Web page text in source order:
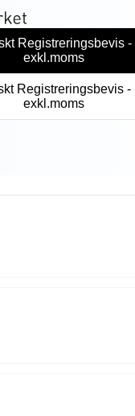
Registreringsbevis -
exkl.moms
Registreringsbevis -
exkl.moms